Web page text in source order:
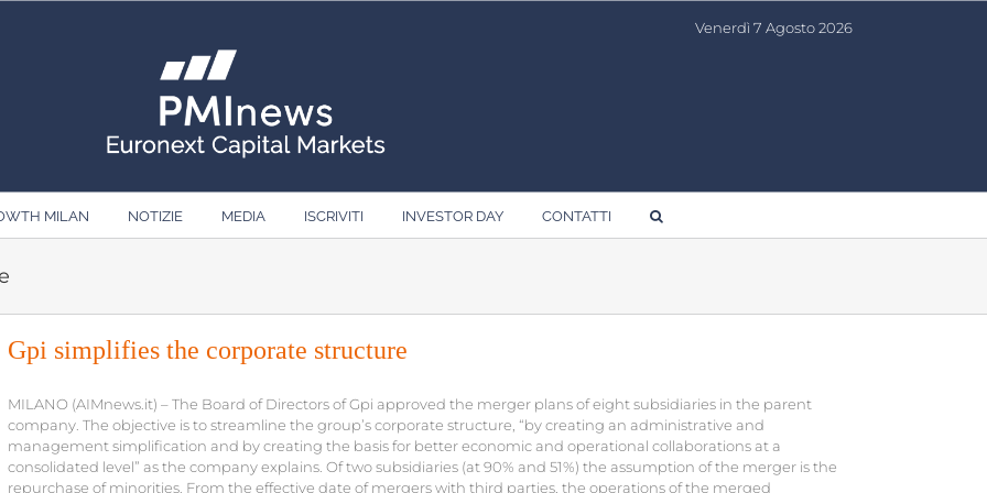
Venerdì 7 Agosto 2026
MILAN NOTIZIE MEDIA ISCRIVITI INVESTOR DAY CONTATTI
Gpi simplifies the corporate structure
MILANO (AIMnews.it) – The Board of Directors of Gpi approved the merger plans of eight subsidiaries in the parent
company. The objective is to streamline the group’s corporate structure, “by creating an administrative and
management simplification and by creating the basis for better economic and operational collaborations at a
consolidated level” as the company explains. Of two subsidiaries (at 90% and 51%) the assumption of the merger is the
repurchase of minorities. From the effective date of mergers with third parties, the operations of the merged